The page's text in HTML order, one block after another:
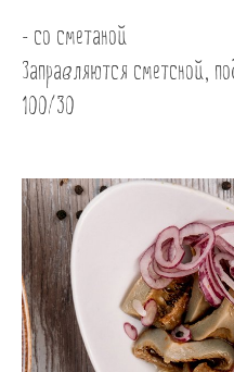
Оптовикам
- со сметаной
Заправляются сметсной,
100/30